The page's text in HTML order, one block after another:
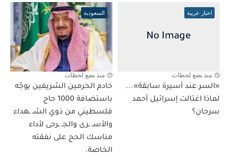
اخبار عربية
منذ بضع لحظات
«السر عند أسيرة سابقة»...
لماذا اغتالت إسرائيل أحمد
سرحان؟
السعودية
منذ بضع لحظات
خادم الحرمين الشريفين يوجّه
باستضافة 1000 حاج
فلسطيني من ذوي الشـ ـهداء
والأسـ ـرى والجـ ـرحى لأداء
مناسك الحج على نفقته
الخاصة.